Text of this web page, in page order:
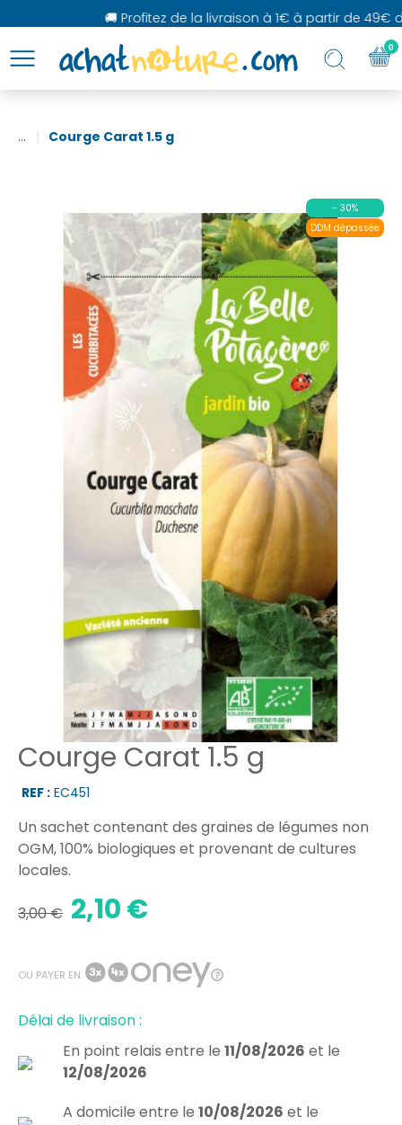
🚚 Profitez de la livraison à 1€ à partir de 49€
... Courge Carat 1.5 g
- 30%
DDM dépassée
Courge Carat 1.5 g
REF : EC451
Un sachet contenant des graines de légumes non
OGM, 100% biologiques et provenant de cultures
locales.
3,00 € 2,10 €
OU PAYER EN
Délai de livraison :
En point relais entre le 11/08/2026 et le
12/08/2026
A domicile entre le 10/08/2026 et le
0